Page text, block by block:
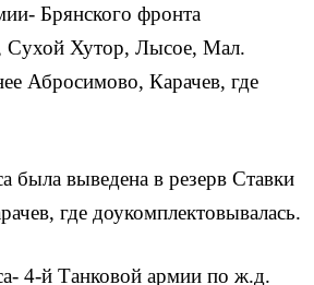
Брянского фронта
Сухой Хутор, Лысое, Мал.
Абросимово, Карачев, где
была выведена в резерв Ставки
где доукомплектовывалась.
4-й Танковой армии по ж.д.